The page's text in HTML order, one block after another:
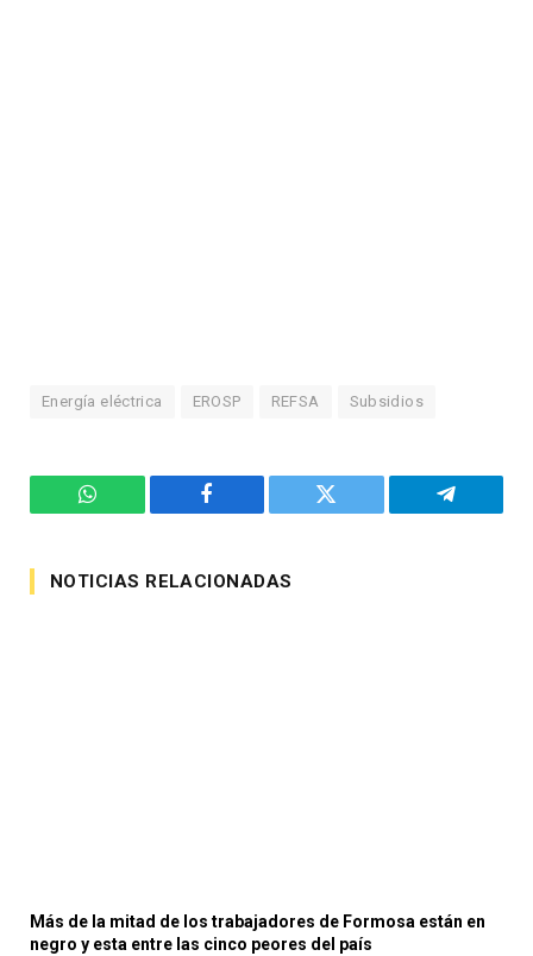
Energía eléctrica EROSP REFSA Subsidios
WhatsApp Facebook Twitter Telegram
NOTICIAS RELACIONADAS
Más de la mitad de los trabajadores de Formosa están en
negro y esta entre las cinco peores del país